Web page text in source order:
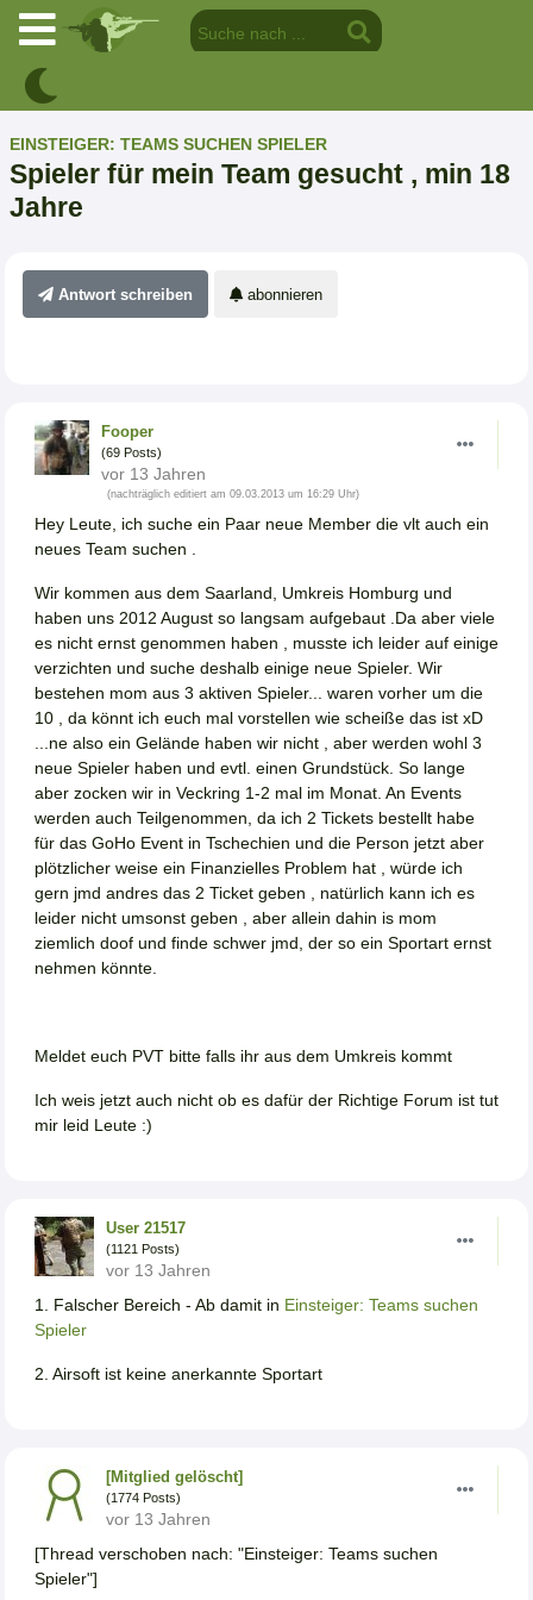
EINSTEIGER: TEAMS SUCHEN SPIELER
Spieler für mein Team gesucht , min 18
Jahre
Antwort schreiben abonnieren
Fooper
(69 Posts)
vor 13 Jahren
(nachträglich editiert am 09.03.2013 um 16:29 Uhr)
Hey Leute, ich suche ein Paar neue Member die vlt auch ein
neues Team suchen .
Wir kommen aus dem Saarland, Umkreis Homburg und
haben uns 2012 August so langsam aufgebaut .Da aber viele
es nicht ernst genommen haben , musste ich leider auf einige
verzichten und suche deshalb einige neue Spieler. Wir
bestehen mom aus 3 aktiven Spieler... waren vorher um die
10 , da könnt ich euch mal vorstellen wie scheiße das ist xD
...ne also ein Gelände haben wir nicht , aber werden wohl 3
neue Spieler haben und evtl. einen Grundstück. So lange
aber zocken wir in Veckring 1-2 mal im Monat. An Events
werden auch Teilgenommen, da ich 2 Tickets bestellt habe
für das GoHo Event in Tschechien und die Person jetzt aber
plötzlicher weise ein Finanzielles Problem hat , würde ich
gern jmd andres das 2 Ticket geben , natürlich kann ich es
leider nicht umsonst geben , aber allein dahin is mom
ziemlich doof und finde schwer jmd, der so ein Sportart ernst
nehmen könnte.
Meldet euch PVT bitte falls ihr aus dem Umkreis kommt
Ich weis jetzt auch nicht ob es dafür der Richtige Forum ist tut
mir leid Leute :)
User 21517
(1121 Posts)
vor 13 Jahren
1. Falscher Bereich - Ab damit in Einsteiger: Teams suchen
Spieler
2. Airsoft ist keine anerkannte Sportart
[Mitglied gelöscht]
(1774 Posts)
vor 13 Jahren
[Thread verschoben nach: "Einsteiger: Teams suchen
Spieler"]